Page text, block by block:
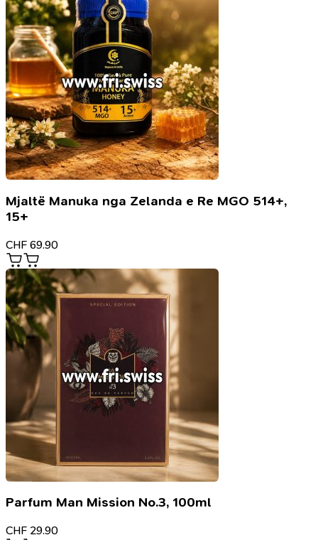
Mjaltë Manuka nga Zelanda e Re MGO 514+,
15+
CHF 69.90
Parfum Man Mission No.3, 100ml
CHF 29.90